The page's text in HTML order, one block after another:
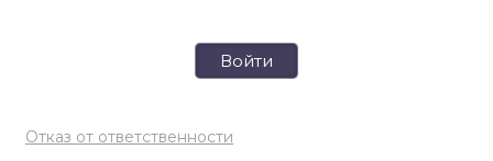
Войти
Отказ от ответственности